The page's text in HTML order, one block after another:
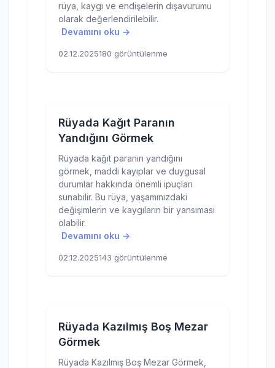
rüya, kaygı ve endişelerin dışavurumu
olarak değerlendirilebilir.
Devamını oku →
02.12.2025180 görüntülenme
Rüyada Kağıt Paranın
Yandığını Görmek
Rüyada kağıt paranın yandığını
görmek, maddi kayıplar ve duygusal
durumlar hakkında önemli ipuçları
sunabilir. Bu rüya, yaşamınızdaki
değişimlerin ve kaygıların bir yansıması
olabilir.
Devamını oku →
02.12.2025143 görüntülenme
Rüyada Kazılmış Boş Mezar
Görmek
Rüyada Kazılmış Boş Mezar Görmek,